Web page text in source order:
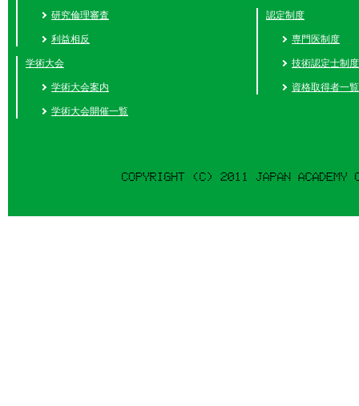
研究倫理審査
利益相反
学術大会
学術大会案内
学術大会開催一覧
認定制度
専門医制度
技術認定士制度
資格取得者一覧